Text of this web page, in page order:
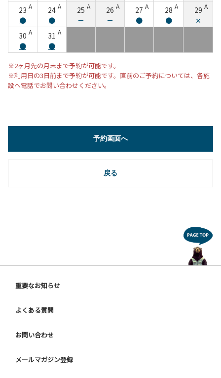
23 A
●
24 A
●
25 A
－
26 A
－
27 A
●
28 A
●
29 A
✕
30 A
●
31 A
●
※2ヶ月先の月末まで予約が可能です。
※利用日の3日前まで予約が可能です。直前のご予約については、各施
設へ電話でお問い合わせください。
戻る
予約画面へ
重要なお知らせ
よくある質問
お問い合わせ
メールマガジン登録